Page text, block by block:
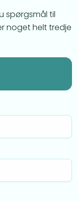
spørgsmål til
noget helt tredje